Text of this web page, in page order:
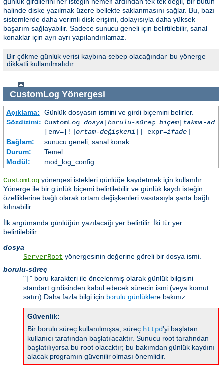
günlük girdilerini her isteğin hemen ardından tek tek değil, bir bütün
halinde diske yazılmak üzere bellekte saklanmasını sağlar. Bu, bazı
sistemlerde daha verimli disk erişimi, dolayısıyla daha yüksek
başarım sağlayabilir. Sadece sunucu geneli için belirtilebilir, sanal
konaklar için ayrı ayrı yapılandırılamaz.
Bir çökme günlük verisi kaybına sebep olacağından bu yönerge
dikkatli kullanılmalıdır.
CustomLog Yönergesi
Açıklama:
Günlük dosyasın ismini ve girdi biçemini belirler.
Sözdizimi: CustomLog dosya| borulu-süreç biçem|
takma-ad
[env=[!]ortam-değişkeni]| expr=ifade]
Bağlam:
sunucu geneli, sanal konak
Durum:
Temel
Modül:
mod_log_config
CustomLog yönergesi istekleri günlüğe kaydetmek için kullanılır.
Yönerge ile bir günlük biçemi belirtilebilir ve günlük kaydı isteğin
özelliklerine bağlı olarak ortam değişkenleri vasıtasıyla şarta bağlı
kılınabilir.
İlk argümanda günlüğün yazılacağı yer belirtilir. İki tür yer
belirtilebilir:
dosya
ServerRoot yönergesinin değerine göreli bir dosya ismi.
borulu-süreç
" " boru karakteri ile öncelenmiş olarak günlük bilgisini
standart girdisinden kabul edecek sürecin ismi (veya komut
satırı) Daha fazla bilgi için borulu günlüklere bakınız.
Güvenlik:
Bir borulu süreç kullanılmışsa, süreç httpd'yi başlatan
kullanıcı tarafından başlatılacaktır. Sunucu root tarafından
başlatılıyorsa bu root olacaktır; bu bakımdan günlük kaydını
alacak programın güvenilir olması önemlidir.